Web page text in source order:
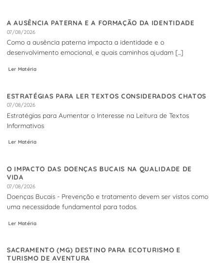
A AUSÊNCIA PATERNA E A FORMAÇÃO DA IDENTIDADE
07/08/2026
Como a ausência paterna impacta a identidade e o
desenvolvimento emocional, e quais caminhos ajudam [...]
Ler Matéria
ESTRATÉGIAS PARA LER TEXTOS CONSIDERADOS CHATOS
07/08/2026
Estratégias para Aumentar o Interesse na Leitura de Textos
Informativos
Ler Matéria
O IMPACTO DAS DOENÇAS BUCAIS NA QUALIDADE DE
VIDA
07/08/2026
Doenças Bucais - Prevenção e tratamento devem ser vistos como
uma necessidade fundamental para todos.
Ler Matéria
SACRAMENTO (MG) DESTINO PARA ECOTURISMO E
TURISMO DE AVENTURA